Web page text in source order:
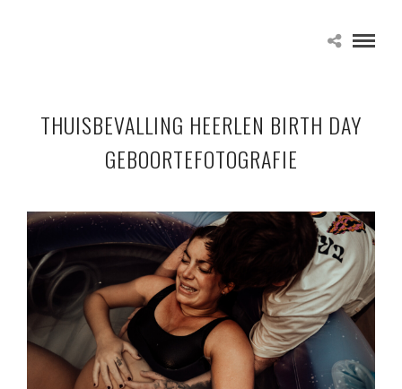
THUISBEVALLING HEERLEN BIRTH DAY
GEBOORTEFOTOGRAFIE